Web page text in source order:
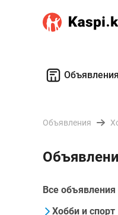
Объявления
Объявления
Все объявления
Хобби и спорт